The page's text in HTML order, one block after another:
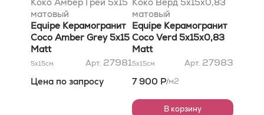
матовый
Equipe Керамогранит
Coco Amber Grey 5x15
Matt
5x15см Арт. 27981
Цена по запросу
матовый
Equipe Керамогранит
Coco Verd 5x15x0,83
Matt
5x15см Арт. 27983
7 900 Р/м2
В корзину